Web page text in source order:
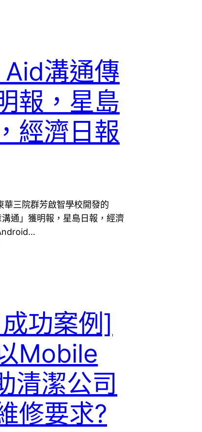
溝通傳
報，星島
經濟日報
華三院群芳啟智學校開發的
溝通」獲明報，星島日報，經濟
功案例]
Mobile
清潔公司
修要求?